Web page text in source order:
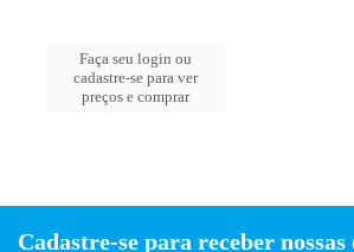
Faça seu login ou
cadastre-se para ver
preços e comprar
Cadastre-se para receber